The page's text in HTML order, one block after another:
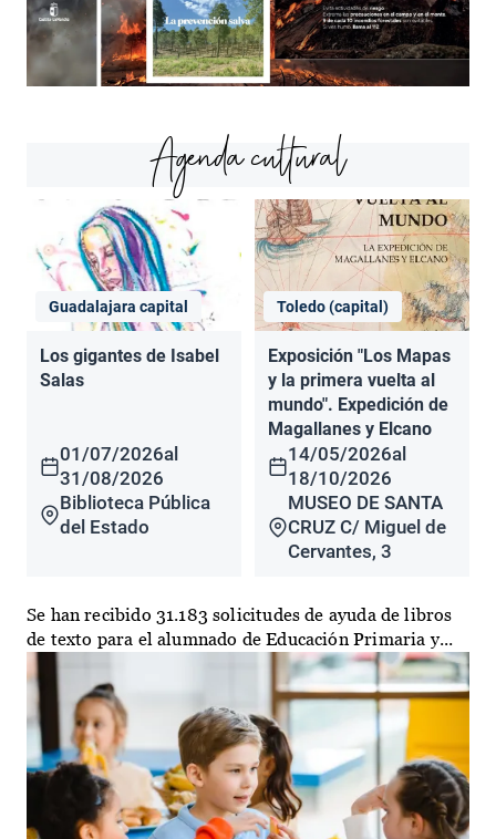
Agenda cultural
Guadalajara capital
Los gigantes de Isabel
Salas
01/07/2026al
31/08/2026
Biblioteca Pública
del Estado
Toledo (capital)
Exposición "Los Mapas
y la primera vuelta al
mundo". Expedición de
Magallanes y Elcano
14/05/2026al
18/10/2026
MUSEO DE SANTA
CRUZ C/ Miguel de
Cervantes, 3
Se han recibido 31.183 solicitudes de ayuda de libros
de texto para el alumnado de Educación Primaria y...